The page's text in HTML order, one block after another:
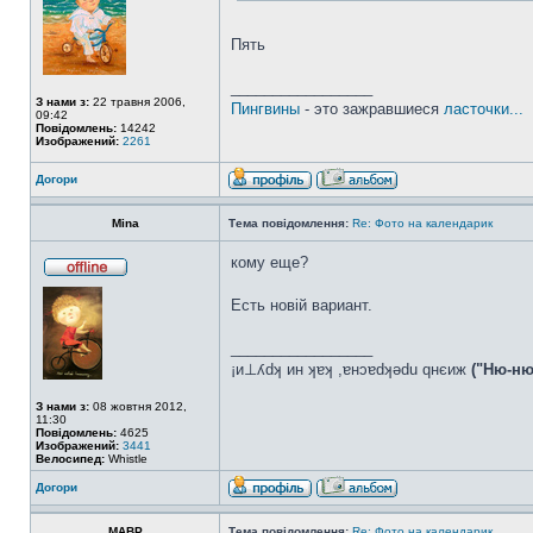
З нами з: 22 травня 2006,
09:42
Повідомлень: 14242
Изображений: 2261
Пять
Пингвины - это зажравшиеся ласточки...
Догори
Mina Тема повідомлення: Re: Фото на календарик
З нами з: 08 жовтня 2012,
11:30
Повідомлень: 4625
Изображений: 3441
Велосипед: Whistle
кому еще?
Есть новій вариант.
¡и⊥ʎdʞ ин ʞɐʞ ,ɐнɔɐdʞǝdu qнєиж ("Ню-
Догори